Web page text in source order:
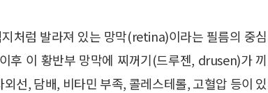
처럼 발라져 있는 망막(retina)이라는 필름의 중심
후 이 황반부 망막에 찌꺼기(드루젠, drusen)가 끼
선, 담배, 비타민 부족, 콜레스테롤, 고혈압 등이 있